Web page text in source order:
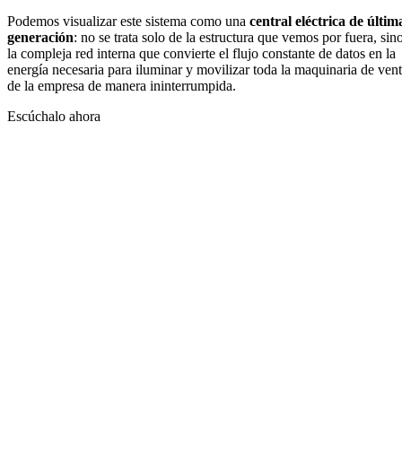
Podemos visualizar este sistema como una central eléctrica de
generación: no se trata solo de la estructura que vemos por fuera,
la compleja red interna que convierte el flujo constante de datos en la
energía necesaria para iluminar y movilizar toda la maquinaria de
de la empresa de manera ininterrumpida.
Escúchalo ahora